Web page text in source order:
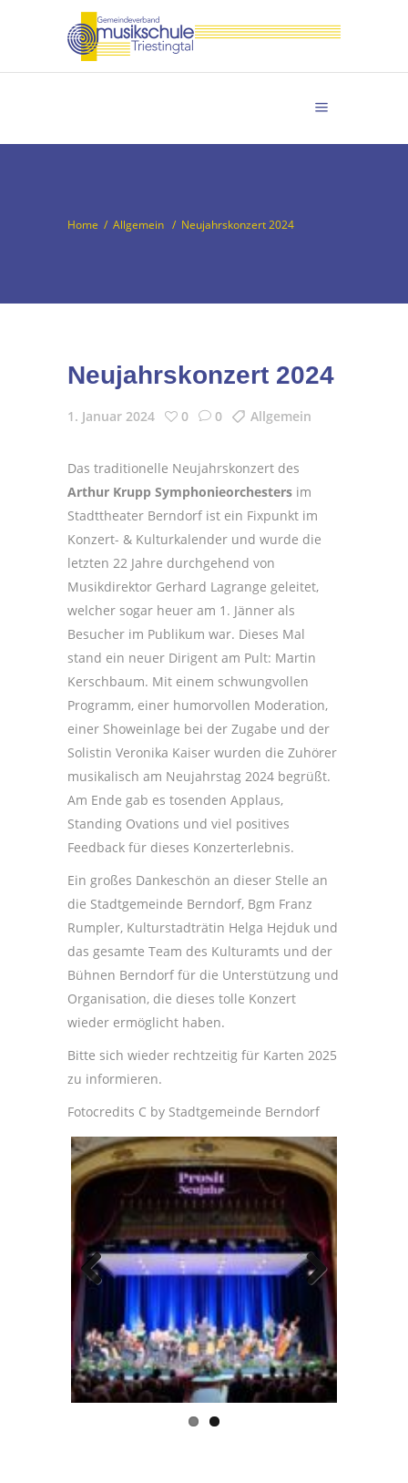
Home / Allgemein / Neujahrskonzert 2024
Neujahrskonzert 2024
1. Januar 2024 0 0 Allgemein
Das traditionelle Neujahrskonzert des
Arthur Krupp Symphonieorchesters im
Stadttheater Berndorf ist ein Fixpunkt im
Konzert- & Kulturkalender und wurde die
letzten 22 Jahre durchgehend von
Musikdirektor Gerhard Lagrange geleitet,
welcher sogar heuer am 1. Jänner als
Besucher im Publikum war. Dieses Mal
stand ein neuer Dirigent am Pult: Martin
Kerschbaum. Mit einem schwungvollen
Programm, einer humorvollen Moderation,
einer Showeinlage bei der Zugabe und der
Solistin Veronika Kaiser wurden die Zuhörer
musikalisch am Neujahrstag 2024 begrüßt.
Am Ende gab es tosenden Applaus,
Standing Ovations und viel positives
Feedback für dieses Konzerterlebnis.
Ein großes Dankeschön an dieser Stelle an
die Stadtgemeinde Berndorf, Bgm Franz
Rumpler, Kulturstadträtin Helga Hejduk und
das gesamte Team des Kulturamts und der
Bühnen Berndorf für die Unterstützung und
Organisation, die dieses tolle Konzert
wieder ermöglicht haben.
Bitte sich wieder rechtzeitig für Karten 2025
zu informieren.
Fotocredits C by Stadtgemeinde Berndorf